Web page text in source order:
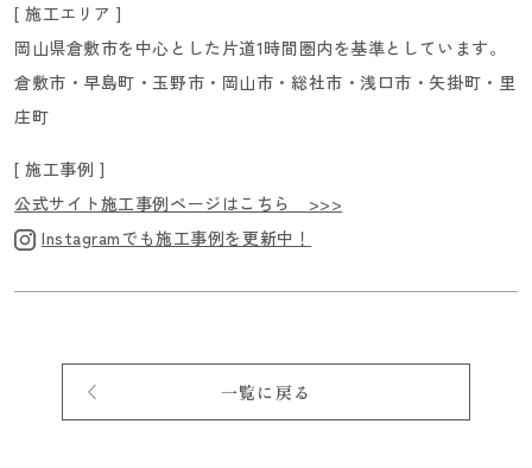
[ 施工エリア ]
岡山県倉敷市を中心とした片道1時間圏内を基準としています。
倉敷市・早島町・玉野市・岡山市・総社市・浅口市・矢掛町・里
庄町
[ 施工事例 ]
公式サイト施工事例ページはこちら >>>
Instagramでも施工事例を更新中！
一覧に戻る